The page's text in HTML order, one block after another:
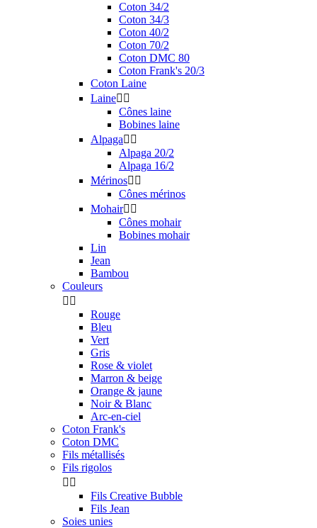
Coton 34/2
Coton 34/3
Coton 40/2
Coton 70/2
Coton DMC 80
Coton Frank's 20/3
Coton Laine
Laine 
Cônes laine
Bobines laine
Alpaga 
Alpaga 20/2
Alpaga 16/2
Mérinos 
Cônes mérinos
Mohair 
Cônes mohair
Bobines mohair
Lin
Jean
Bambou
Couleurs
 
Rouge
Bleu
Vert
Gris
Rose & violet
Marron & beige
Orange & jaune
Noir & Blanc
Arc-en-ciel
Coton Frank's
Coton DMC
Fils métallisés
Fils rigolos
 
Fils Creative Bubble
Fils Jean
Soies unies